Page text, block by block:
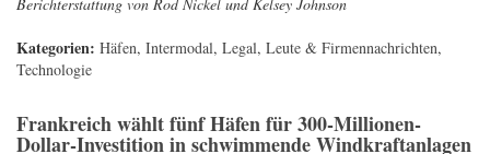
Kategorien: Häfen, Intermodal, Legal, Leute & Firmennachrichten,
Technologie
Frankreich wählt fünf Häfen für 300-Millionen-
Dollar-Investition in schwimmende Windkraftanlagen